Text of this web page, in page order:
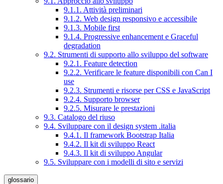
9.1.1. Attività preliminari
9.1.2. Web design responsivo e accessibile
9.1.3. Mobile first
9.1.4. Progressive enhancement e Graceful
degradation
9.2. Strumenti di supporto allo sviluppo del software
9.2.1. Feature detection
9.2.2. Verificare le feature disponibili con Can I
use
9.2.3. Strumenti e risorse per CSS e JavaScript
9.2.4. Supporto browser
9.2.5. Misurare le prestazioni
9.3. Catalogo del riuso
9.4. Sviluppare con il design system .italia
9.4.1. Il framework Bootstrap Italia
9.4.2. Il kit di sviluppo React
9.4.3. Il kit di sviluppo Angular
9.5. Sviluppare con i modelli di sito e servizi
glossario